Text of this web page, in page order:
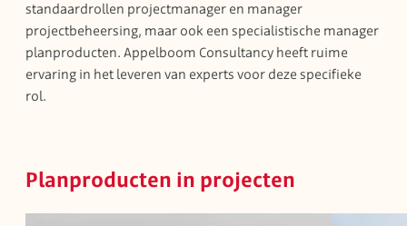
standaardrollen projectmanager en manager
projectbeheersing, maar ook een specialistische manager
planproducten. Appelboom Consultancy heeft ruime
ervaring in het leveren van experts voor deze specifieke
rol.
Planproducten in projecten